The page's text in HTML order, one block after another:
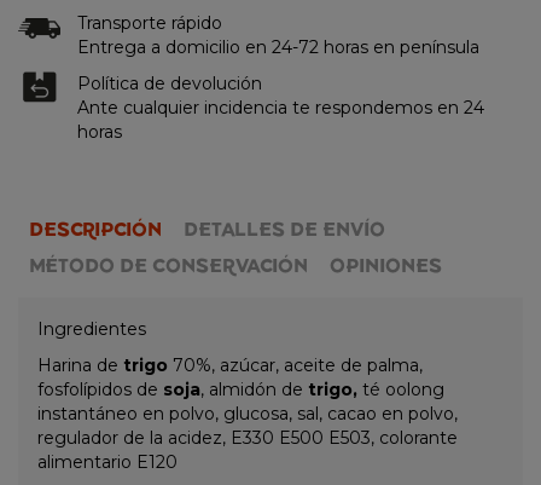
Transporte rápido
Entrega a domicilio en 24-72 horas en península
Política de devolución
Ante cualquier incidencia te respondemos en 24
horas
DESCRIPCIÓN
DETALLES DE ENVÍO
MÉTODO DE CONSERVACIÓN
OPINIONES
Ingredientes
Harina de trigo 70%, azúcar, aceite de palma,
fosfolípidos de soja, almidón de trigo, té oolong
instantáneo en polvo, glucosa, sal, cacao en polvo,
regulador de la acidez, E330 E500 E503, colorante
alimentario E120